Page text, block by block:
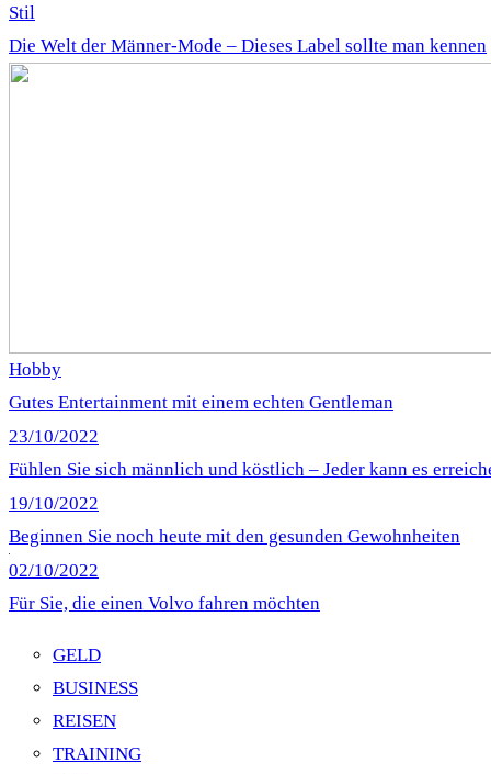
Stil
Die Welt der Männer-Mode – Dieses Label sollte man kennen
Hobby
Gutes Entertainment mit einem echten Gentleman
23/10/2022
Fühlen Sie sich männlich und köstlich – Jeder kann es
19/10/2022
Beginnen Sie noch heute mit den gesunden Gewohnheiten
02/10/2022
Für Sie, die einen Volvo fahren möchten
GELD
BUSINESS
REISEN
TRAINING